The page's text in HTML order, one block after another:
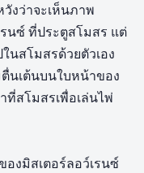
งว่าจะเห็นภาพ
นซ์ ที่ประตูสโมสร แต่
นสโมสรด้วยตัวเอง
นเต้นบนใบหน้าของ
ที่สโมสรเพื่อเล่นไพ่
งมิสเตอร์ลอว์เรนซ์